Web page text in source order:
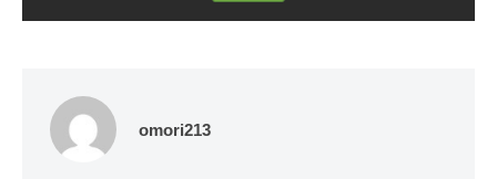
omori213